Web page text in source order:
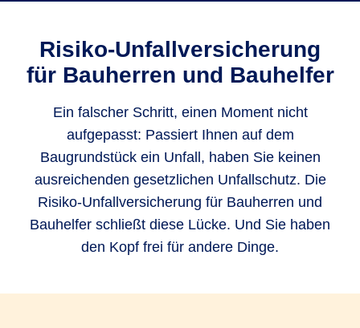
Risiko-Unfall­versicherung
für Bau­herren und Bauhelfer
Ein falscher Schritt, einen Moment nicht
aufgepasst: Passiert Ihnen auf dem
Baugrundstück ein Unfall, haben Sie keinen
ausreichenden gesetzlichen Unfallschutz. Die
Risiko-Unfallversicherung für Bauherren und
Bauhelfer schließt diese Lücke. Und Sie haben
den Kopf frei für andere Dinge.